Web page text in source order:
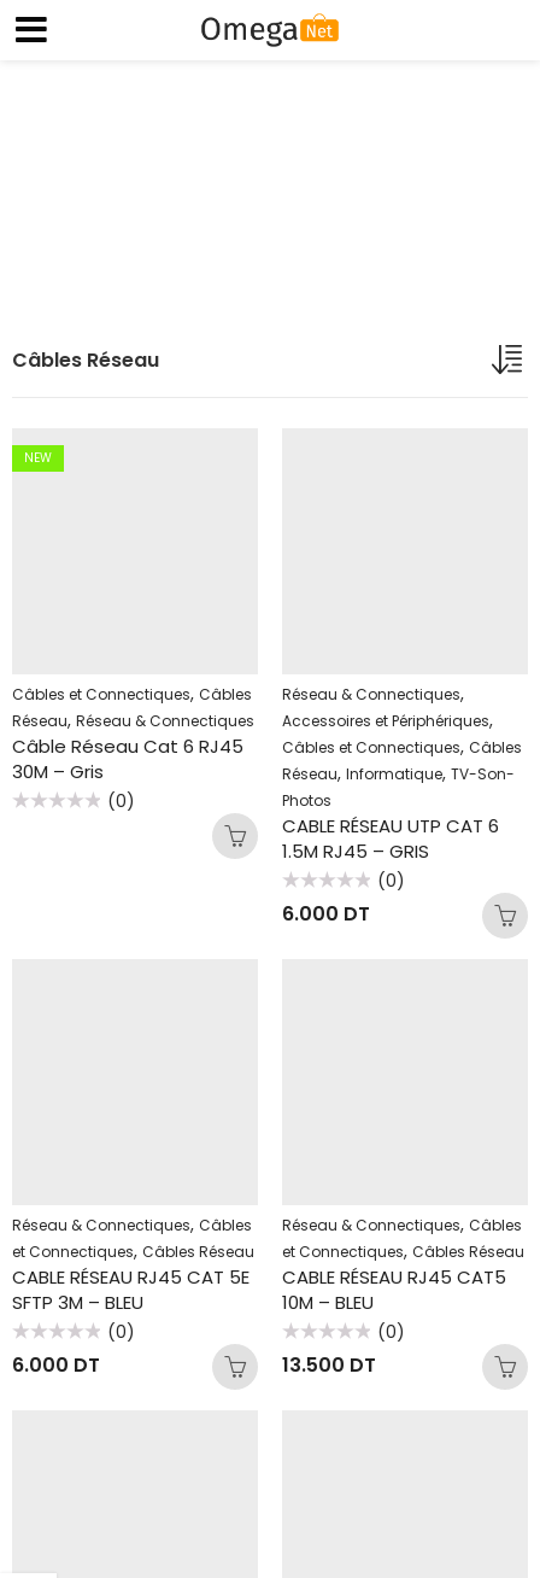
Câbles Réseau
NEW
Câbles et Connectiques, Câbles
Réseau, Réseau & Connectiques
Câble Réseau Cat 6 RJ45
30M – Gris
(0)
Réseau & Connectiques,
Accessoires et Périphériques,
Câbles et Connectiques, Câbles
Réseau, Informatique, TV-Son-
Photos
CABLE RÉSEAU UTP CAT 6
1.5M RJ45 – GRIS
0
(0)
6.000 DT
Réseau & Connectiques, Câbles
et Connectiques, Câbles Réseau
CABLE RÉSEAU RJ45 CAT 5E
SFTP 3M – BLEU
0
(0)
6.000 DT
Réseau & Connectiques, Câbles
et Connectiques, Câbles Réseau
CABLE RÉSEAU RJ45 CAT5
10M – BLEU
(0)
13.500 DT